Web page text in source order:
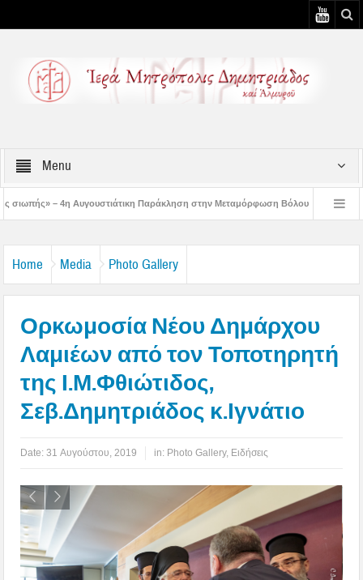
Menu
Παράκληση στην Μεταμόρφωση Βόλου Επίσκεψη του Δ/ντού της
Home Media Photo Gallery
Ορκωμοσία Νέου Δημάρχου
Λαμιέων από τον Τοποτηρητή
της Ι.Μ.Φθιώτιδος,
Σεβ.Δημητριάδος κ.Ιγνάτιο
Date:31 Αυγούστου, 2019 in: Photo Gallery, Ειδήσεις